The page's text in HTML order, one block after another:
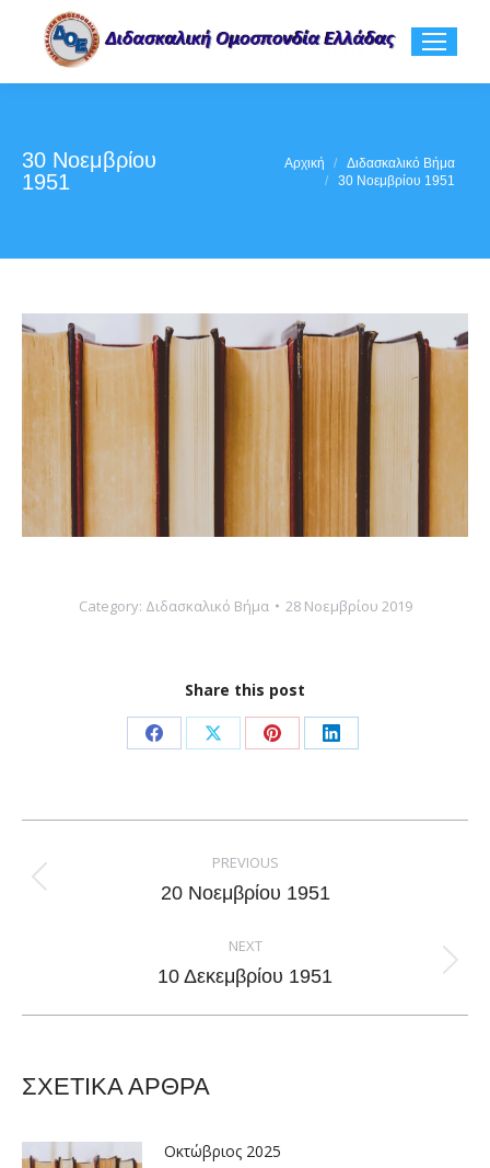
30 Νοεμβρίου
1951
Αρχική
Διδασκαλικό Βήμα
30 Νοεμβρίου 1951
Category: Διδασκαλικό Βήμα 28 Νοεμβρίου 2019
Share this post
Share
Facebook
Share
X
Share
Pinterest
Share
LinkedIn
navigation
PREVIOUS
Previous
20 Νοεμβρίου 1951
NEXT
Next
10 Δεκεμβρίου 1951
ΣΧΕΤΙΚΑ ΑΡΘΡΑ
Οκτώβριος 2025